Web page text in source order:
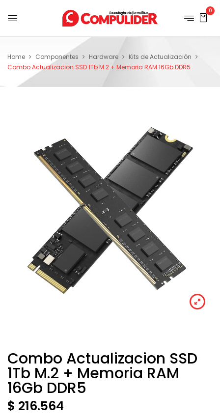
0
Home Componentes Hardware
Kits de Actualización
Combo Actualizacion SSD 1Tb M.2 + Memoria RAM 16Gb DDR5
Combo Actualizacion SSD
1Tb M.2 + Memoria RAM
16Gb DDR5
$ 216.564